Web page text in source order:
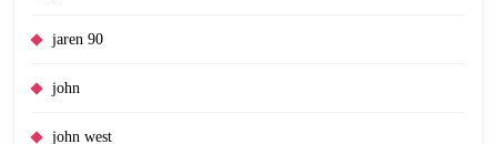
jaren 90
john
john west